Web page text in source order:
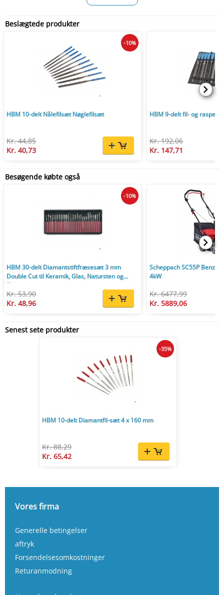
Beslægtede produkter
HBM 10-delt Nålefilsæt Nøglefilsæt
Kr. 44,85
Kr. 40,73
-10%
HBM 9-delt fil- og
Kr. 192,06
Kr. 147,71
Besøgende købte også
HBM 30-delt Diamantstiftfræsesæt 3 mm
Double Cut til Keramik, Glas, Natursten og
Flise.
Kr. 53,90
Kr. 48,96
-10%
Scheppach SC55P
4kW
Kr. 6477,99
Kr. 5889,06
Senest sete produkter
HBM 10-delt Diamantfil-sæt 4 x 160 mm
Kr. 88,29
Kr. 65,42
-35%
Vores firma
Generelle betingelser
aftryk
Forsendelsesomkostninger
Returanmodning